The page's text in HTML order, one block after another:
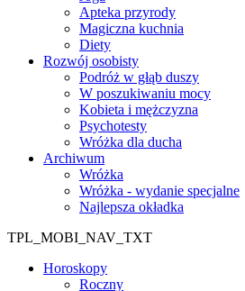
Apteka przyrody
Magiczna kuchnia
Diety
Rozwój osobisty
Podróż w głąb duszy
W poszukiwaniu mocy
Kobieta i mężczyzna
Psychotesty
Wróżka dla ducha
Archiwum
Wróżka
Wróżka - wydanie specjalne
Najlepsza okładka
TPL_MOBI_NAV_TXT
Horoskopy
Roczny